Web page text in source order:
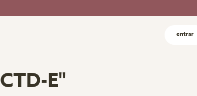
entrar
E"